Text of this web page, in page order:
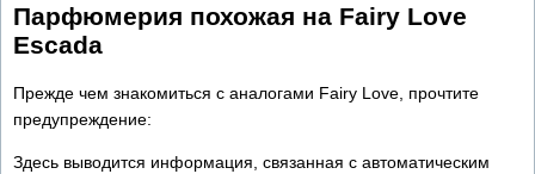
Парфюмерия похожая на Fairy Love
Escada
Прежде чем знакомиться с аналогами Fairy Love, прочтите
предупреждение:
Здесь выводится информация, связанная с автоматическим